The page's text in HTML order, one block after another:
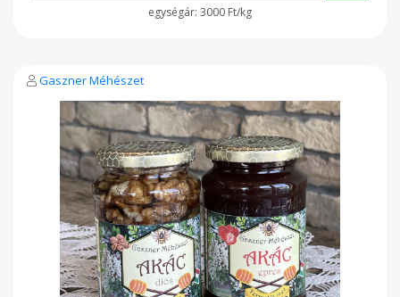
3000 Ft/kg
Gaszner Méhészet